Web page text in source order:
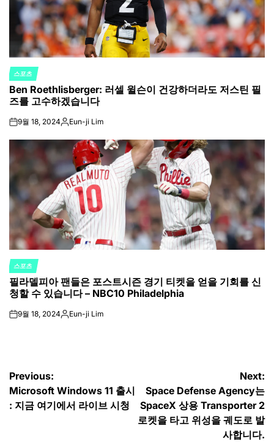
POSTED
IN
스포츠
Ben Roethlisberger: 러셀 윌슨이 건강하더라도 저스틴 필
즈를 고수하겠습니다
on9월 18, 2024Posted
Eun-ji Lim
POSTED
IN
스포츠
필라델피아 팬들은 포스트시즌 경기 티켓을 얻을 기회를 신
청할 수 있습니다 – NBC10 Philadelphia
on9월 18, 2024Posted
Eun-ji Lim
글
탐
Previous:
Microsoft Windows 11 출시
: 지금 여기에서 라이브 시청
Next:
Space Defense Agency는
SpaceX 상용 Transporter 2
로켓을 타고 위성을 궤도로 발
사합니다.